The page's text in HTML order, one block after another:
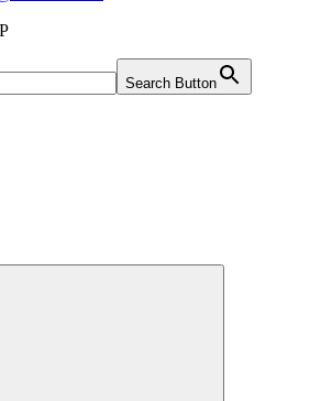
Search Button